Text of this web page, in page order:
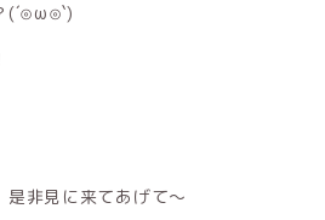
(´⊙ω⊙`)
是非見に来てあげて〜